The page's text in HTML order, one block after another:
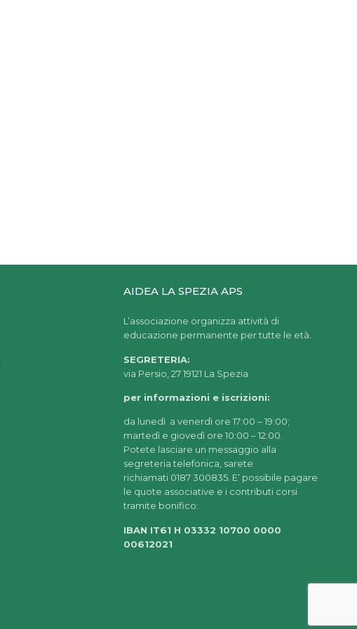
AIDEA LA SPEZIA APS
L’associazione organizza attività di
educazione permanente per tutte le età.
SEGRETERIA:
via Persio, 27 19121 La Spezia
per informazioni e iscrizioni:
da lunedì a venerdì ore 17:00 – 19:00;
martedì e giovedì ore 10:00 – 12:00.
Potete lasciare un messaggio alla
segreteria telefonica, sarete
richiamati 0187 300835. E’ possibile pagare
le quote associative e i contributi corsi
tramite bonifico:
IBAN IT61 H 03332 10700 0000
00612021